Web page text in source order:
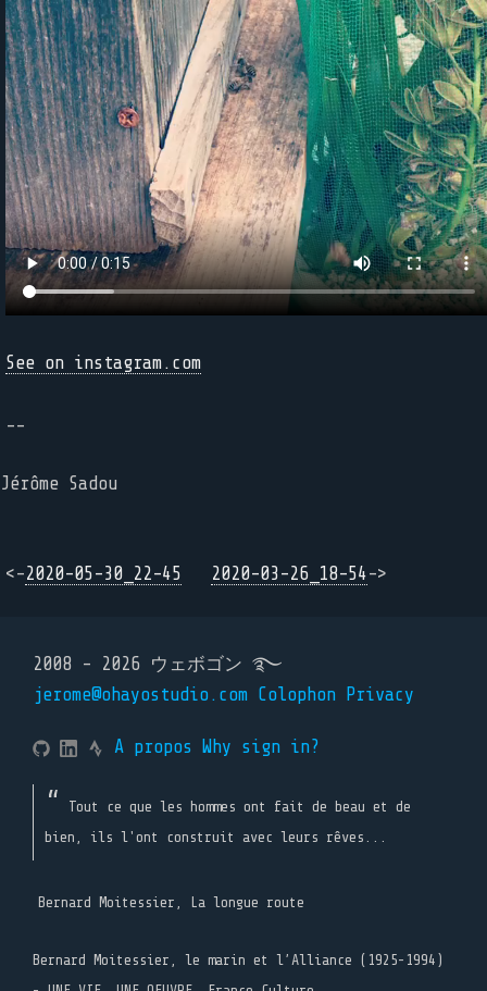
See on instagram.com
--
Jérôme Sadou
<-2020-05-30_22-45 2020-03-26_18-54->
2008 - 2026 ウェボゴン ࿐
jerome@ohayostudio.com Colophon Privacy
A propos Why sign in?
Tout ce que les hommes ont fait de beau et de
bien, ils l'ont construit avec leurs rêves...
Bernard Moitessier, La longue route
Bernard Moitessier, le marin et l’Alliance (1925-1994)